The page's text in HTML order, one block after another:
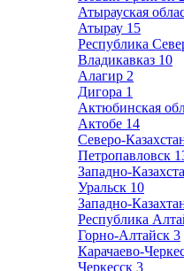
Атырауская
Атырау 15
Республика
Владикавказ 10
Алагир 2
Дигора 1
Актюбинская
Актобе 14
Северо-
Петропавловск
Западно-
Уральск 10
Западно-
Республика
Горно-Алтайск 3
Карачаево-
Черкесск 3